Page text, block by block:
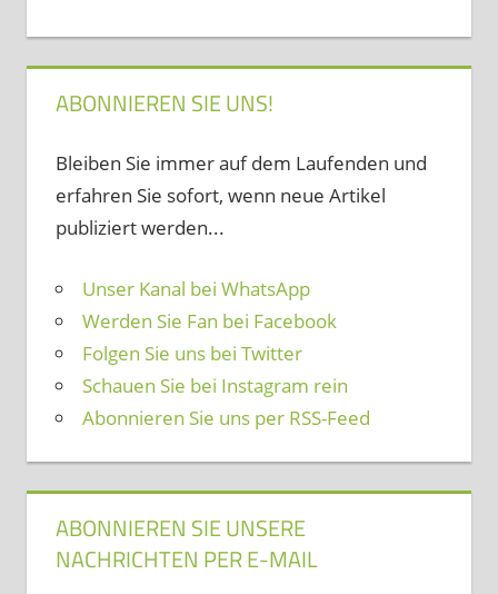
ABONNIEREN SIE UNS!
Bleiben Sie immer auf dem Laufenden und
erfahren Sie sofort, wenn neue Artikel
publiziert werden...
Unser Kanal bei WhatsApp
Werden Sie Fan bei Facebook
Folgen Sie uns bei Twitter
Schauen Sie bei Instagram rein
Abonnieren Sie uns per RSS-Feed
ABONNIEREN SIE UNSERE
NACHRICHTEN PER E-MAIL